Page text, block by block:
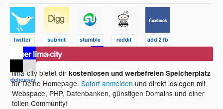
Über lima-city
lima-city bietet dirkostenlosen und werbefreien Speicherplatz
für Deine Homepage.Sofort anmelden und direkt loslegen mit
Webspace, PHP, Datenbanken, günstigen Domains und einer
tollen Community!